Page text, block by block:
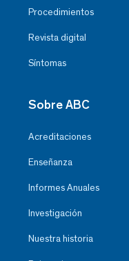
Procedimientos
Revista digital
Síntomas
Sobre ABC
Acreditaciones
Enseñanza
Informes Anuales
Investigación
Nuestra historia